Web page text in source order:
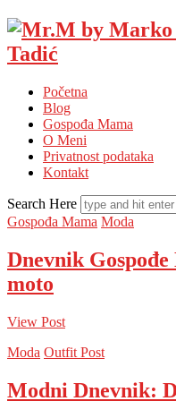
Tadić
Početna
Blog
Gospođa Mama
O Meni
Privatnost podataka
Kontakt
Search Here
Gospođa Mama Moda
Dnevnik
moto
View Post
Moda Outfit Post
Modni Dnevnik: